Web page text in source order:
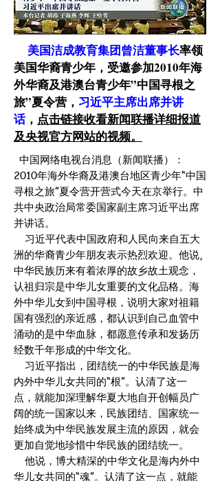
美国洁成教育集团曾洁董事长率领
美国华裔青少年，受邀参加2010年海
外华裔及港澳台青少年”中国寻根之
旅”夏令营， 习近平主席出席并讲
话， 点击链接收看新闻联播详细报道
及央视官方网站的视频。
中国网络电视台消息（新闻联播）：
2010年海外华裔及港澳台地区青少年“中国
寻根之旅”夏令营开营式今天在京举行。中
共中央政治局常委国家副主席习近平出席
并讲话。
习近平代表中国政府和人民向来自五大
洲的华裔青少年朋友表示热烈欢迎。他说,
中华民族历来有着浓厚的故乡故土观念，
认祖归宗是中华儿女重要的文化品格。海
外中华儿女到中国寻根，说明大家对祖籍
国有强烈的亲近感，都认识到自己血管中
涌动的是中华血脉，都愿意传承和发扬历
经数千年形成的中华文化。
习近平指出，团结统一的中华民族是海
内外中华儿女共同的“根”。认清了这一
点，就能加深理解华夏大地自开创幅员广
阔的统一国家以来，民族团结、国家统一
始终成为中华民族发展主流的原因，就会
更加自觉地珍惜中华民族的团结统一。
他说，博大精深的中华文化是海内外中
华儿女共同的“魂”。认清了这一点，就能